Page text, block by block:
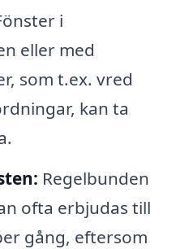
i
eller med
som t.ex. vred
kan ta
Regelbunden
ofta erbjudas till
gång, eftersom